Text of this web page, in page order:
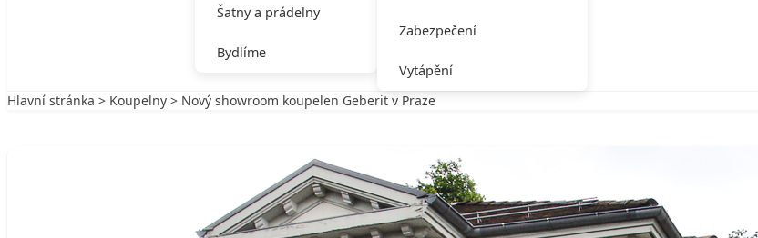
Šatny a prádelny
Bydlíme
Zabezpečení
Vytápění
Hlavní stránka > Koupelny > Nový showroom koupelen Geberit v Praze